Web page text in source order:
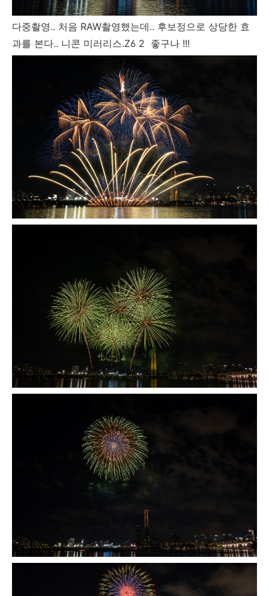
다중촬영.. 처음 RAW촬영했는데.. 후보정으로 상당한 효
과를 본다.. 니콘 미러리스.Z6 2 좋구나 !!!